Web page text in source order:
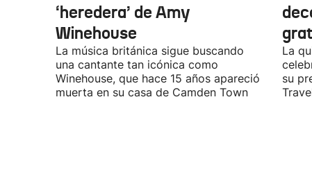
‘heredera’ de Amy
Winehouse
La música británica sigue buscando
una cantante tan icónica como
Winehouse, que hace 15 años apareció
muerta en su casa de Camden Town
La
su